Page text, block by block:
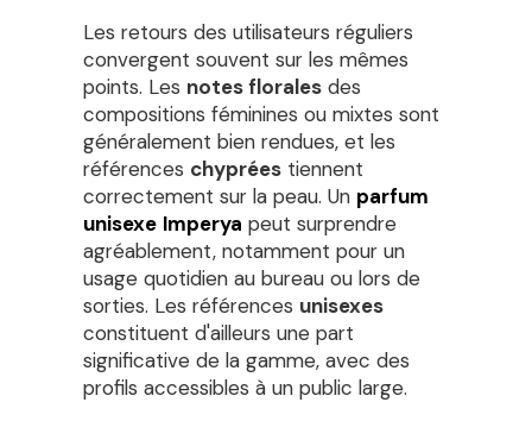
Les retours des utilisateurs réguliers
convergent souvent sur les mêmes
points. Les notes florales des
compositions féminines ou mixtes sont
généralement bien rendues, et les
références chyprées tiennent
correctement sur la peau. Un parfum
unisexe Imperya peut surprendre
agréablement, notamment pour un
usage quotidien au bureau ou lors de
sorties. Les références unisexes
constituent d'ailleurs une part
significative de la gamme, avec des
profils accessibles à un public large.